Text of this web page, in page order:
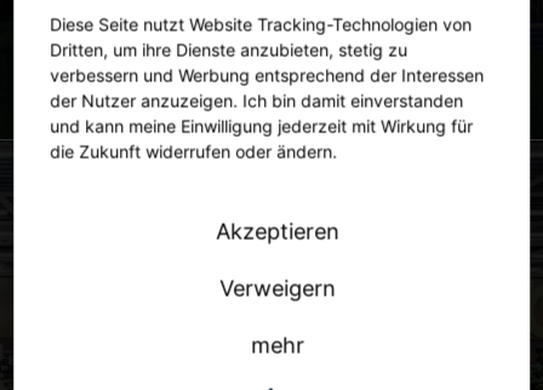
Stadt
Diese Seite nutzt Website Tracking-Technologien von
Dritten, um ihre Dienste anzubieten, stetig zu
verbessern und Werbung entsprechend der Interessen
der Nutzer anzuzeigen. Ich bin damit einverstanden
und kann meine Einwilligung jederzeit mit Wirkung für
die Zukunft widerrufen oder ändern.
Akzeptieren
Verweigern
mehr